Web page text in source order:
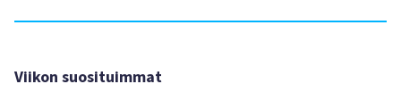
Viikon suosituimmat